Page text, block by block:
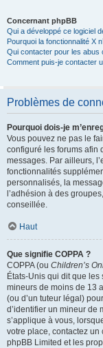
Concernant phpBB
Qui a développé ce logiciel
Pourquoi la fonctionnalité X
Qui contacter pour les abus
Comment puis-je contacter
Problèmes de
Pourquoi dois-je
Vous pouvez ne pas le
configuré les forums afin
messages. Par ailleurs,
fonctionnalités
personnalisés, la
l’adhésion à des
conseillée.
Haut
Que signifie COPPA ?
COPPA (ou Children’s
États-Unis qui dit que
mineurs de moins de 13
(ou d’un tuteur légal)
d’identifier un mineur de
s’applique à vous,
votre place, contactez
phpBB Limited et les